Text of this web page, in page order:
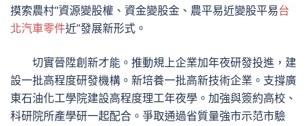
摸索農村“資源變股權、資金變股金、農平易近變股平易台
北汽車零件近”發展新形式。
切實晉陞創新才能。推動規上企業加年夜研發投進，建
設一批高程度研發機構。新培養一批高新技術企業。支撐廣
東石油化工學院建設高程度理工年夜學。加強與簽約高校、
科研院所產學研一起配合。爭取通過省質量強市示范市驗